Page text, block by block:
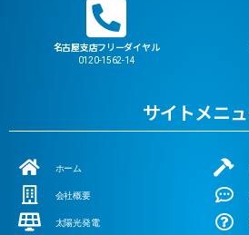
名古屋支店フリーダイヤル
0120-1562-14
サイトメニ
ホーム
会社概要
太陽光発電